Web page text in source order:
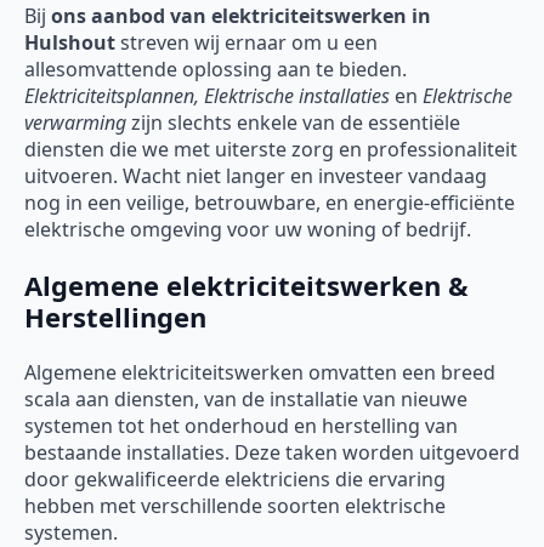
Bij ons aanbod van elektriciteitswerken in
Hulshoutstreven wij ernaar om u een
allesomvattende oplossing aan te bieden.
Elektriciteitsplannen, Elektrische installaties en Elektrische
verwarmingzijn slechts enkele van de essentiële
diensten die we met uiterste zorg en professionaliteit
uitvoeren. Wacht niet langer en investeer vandaag
nog in een veilige, betrouwbare, en energie-efficiënte
elektrische omgeving voor uw woning of bedrijf.
Algemene elektriciteitswerken &
Herstellingen
Algemene elektriciteitswerken omvatten een breed
scala aan diensten, van de installatie van nieuwe
systemen tot het onderhoud en herstelling van
bestaande installaties. Deze taken worden uitgevoerd
door gekwalificeerde elektriciens die ervaring
hebben met verschillende soorten elektrische
systemen.